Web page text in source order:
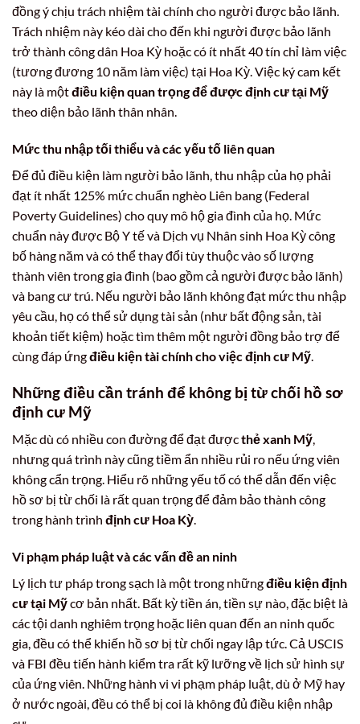
đồng ý chịu trách nhiệm tài chính cho người được bảo lãnh.
Trách nhiệm này kéo dài cho đến khi người được bảo lãnh
trở thành công dân Hoa Kỳ hoặc có ít nhất 40 tín chỉ làm việc
(tương đương 10 năm làm việc) tại Hoa Kỳ. Việc ký cam kết
này là mộtđiều kiện quan trọng để được định cư tại Mỹ
theo diện bảo lãnh thân nhân.
Mức thu nhập tối thiểu và các yếu tố liên quan
Để đủ điều kiện làm người bảo lãnh, thu nhập của họ phải
đạt ít nhất 125% mức chuẩn nghèo Liên bang (Federal
Poverty Guidelines) cho quy mô hộ gia đình của họ. Mức
chuẩn này được Bộ Y tế và Dịch vụ Nhân sinh Hoa Kỳ công
bố hàng năm và có thể thay đổi tùy thuộc vào số lượng
thành viên trong gia đình (bao gồm cả người được bảo lãnh)
và bang cư trú. Nếu người bảo lãnh không đạt mức thu nhập
yêu cầu, họ có thể sử dụng tài sản (như bất động sản, tài
khoản tiết kiệm) hoặc tìm thêm một người đồng bảo trợ để
cùng đáp ứngđiều kiện tài chính cho việc định cư Mỹ
Những điều cần tránh để không bị từ chối hồ sơ
định cư Mỹ
Mặc dù có nhiều con đường để đạt đượcthẻ xanh Mỹ,
nhưng quá trình này cũng tiềm ẩn nhiều rủi ro nếu ứng viên
không cẩn trọng. Hiểu rõ những yếu tố có thể dẫn đến việc
hồ sơ bị từ chối là rất quan trọng để đảm bảo thành công
trong hành trình định cư Hoa Kỳ.
Vi phạm pháp luật và các vấn đề an ninh
Lý lịch tư pháp trong sạch là một trong nhữngđiều kiện định
cư tại Mỹcơ bản nhất. Bất kỳ tiền án, tiền sự nào, đặc biệt là
các tội danh nghiêm trọng hoặc liên quan đến an ninh quốc
gia, đều có thể khiến hồ sơ bị từ chối ngay lập tức. Cả USCIS
và FBI đều tiến hành kiểm tra rất kỹ lưỡng về lịch sử hình sự
của ứng viên. Những hành vi vi phạm pháp luật, dù ở Mỹ hay
ở nước ngoài, đều có thể bị coi là không đủ điều kiện nhập